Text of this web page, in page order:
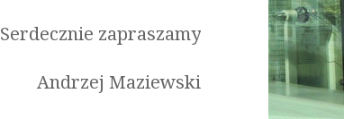
Serdecznie zapraszamy
Andrzej Maziewski